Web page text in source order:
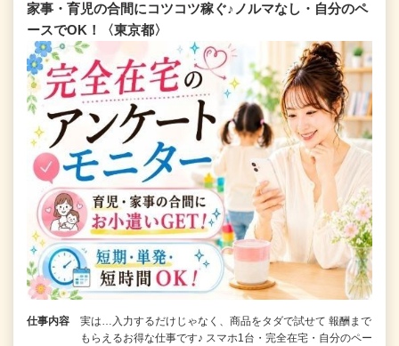
家事・育児の合間にコツコツ稼ぐ♪ノルマなし・自分のペ
ースでOK！〈東京都〉
仕事内容
実は…入力するだけじゃなく、商品をタダで試せて 報酬まで
もらえるお得な仕事です♪ スマホ1台・完全在宅・自分のペー